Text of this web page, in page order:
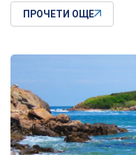
ПРОЧЕТИ ОЩЕ